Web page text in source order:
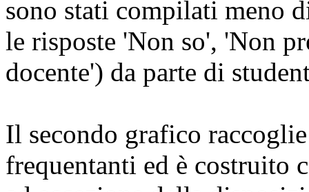
sono stati compilati meno
le risposte 'Non so', 'Non
docente') da parte di
Il secondo grafico
frequentanti ed è costruito